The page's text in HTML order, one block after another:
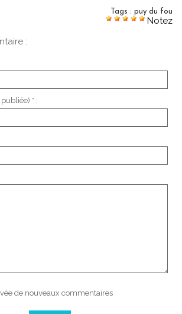
Tags : puy du fou
Notez
:
* :
de nouveaux commentaires